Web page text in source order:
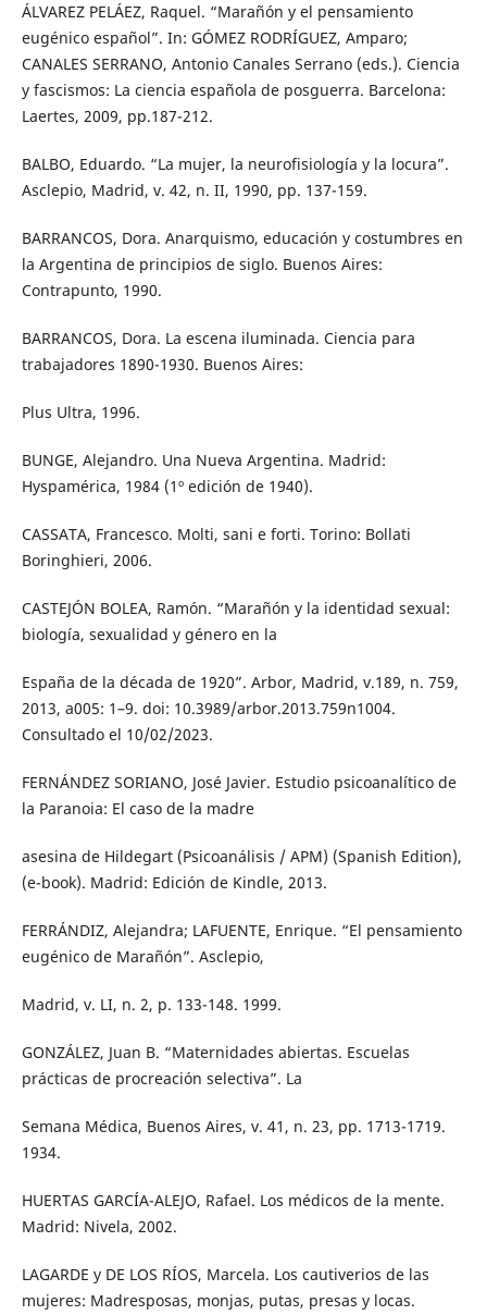
ÁLVAREZ PELÁEZ, Raquel. “Marañón y el pensamiento
eugénico español”. In: GÓMEZ RODRÍGUEZ, Amparo;
CANALES SERRANO, Antonio Canales Serrano (eds.). Ciencia
y fascismos: La ciencia española de posguerra. Barcelona:
Laertes, 2009, pp.187-212.
BALBO, Eduardo. “La mujer, la neurofisiología y la locura”.
Asclepio, Madrid, v. 42, n. II, 1990, pp. 137-159.
BARRANCOS, Dora. Anarquismo, educación y costumbres en
la Argentina de principios de siglo. Buenos Aires:
Contrapunto, 1990.
BARRANCOS, Dora. La escena iluminada. Ciencia para
trabajadores 1890-1930. Buenos Aires:
Plus Ultra, 1996.
BUNGE, Alejandro. Una Nueva Argentina. Madrid:
Hyspamérica, 1984 (1º edición de 1940).
CASSATA, Francesco. Molti, sani e forti. Torino: Bollati
Boringhieri, 2006.
CASTEJÓN BOLEA, Ramón. “Marañón y la identidad sexual:
biología, sexualidad y género en la
España de la década de 1920”. Arbor, Madrid, v.189, n. 759,
2013, a005: 1–9. doi: 10.3989/arbor.2013.759n1004.
Consultado el 10/02/2023.
FERNÁNDEZ SORIANO, José Javier. Estudio psicoanalítico de
la Paranoia: El caso de la madre
asesina de Hildegart (Psicoanálisis / APM) (Spanish Edition),
(e-book). Madrid: Edición de Kindle, 2013.
FERRÁNDIZ, Alejandra; LAFUENTE, Enrique. “El pensamiento
eugénico de Marañón”. Asclepio,
Madrid, v. LI, n. 2, p. 133-148. 1999.
GONZÁLEZ, Juan B. “Maternidades abiertas. Escuelas
prácticas de procreación selectiva”. La
Semana Médica, Buenos Aires, v. 41, n. 23, pp. 1713-1719.
1934.
HUERTAS GARCÍA-ALEJO, Rafael. Los médicos de la mente.
Madrid: Nivela, 2002.
LAGARDE y DE LOS RÍOS, Marcela. Los cautiverios de las
mujeres: Madresposas, monjas, putas, presas y locas.